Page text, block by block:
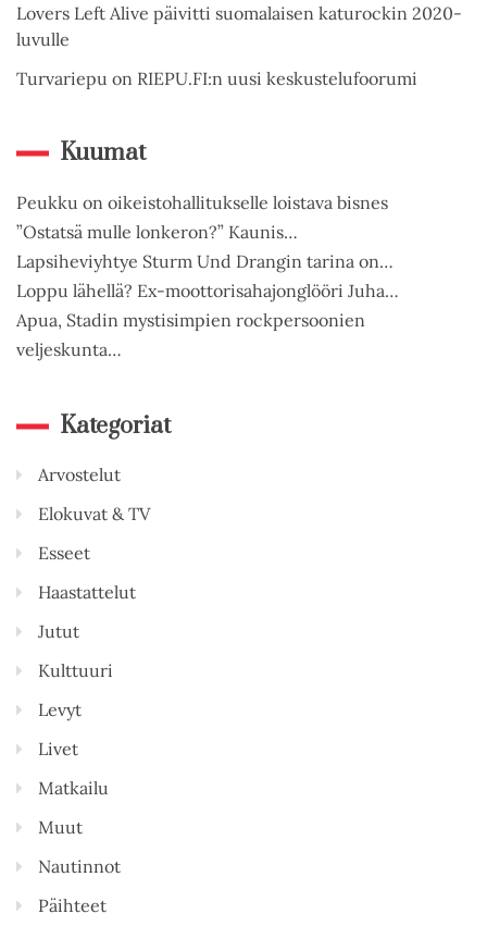
Lovers Left Alive päivitti suomalaisen katurockin 2020-
luvulle
Turvariepu on RIEPU.FI:n uusi keskustelufoorumi
Kuumat
Peukku on oikeistohallitukselle loistava bisnes
”Ostatsä mulle lonkeron?” Kaunis…
Lapsiheviyhtye Sturm Und Drangin tarina on…
Loppu lähellä? Ex-moottorisahajonglööri Juha…
Apua, Stadin mystisimpien rockpersoonien
veljeskunta…
Kategoriat
Arvostelut
Elokuvat & TV
Esseet
Haastattelut
Jutut
Kulttuuri
Levyt
Livet
Matkailu
Muut
Nautinnot
Päihteet